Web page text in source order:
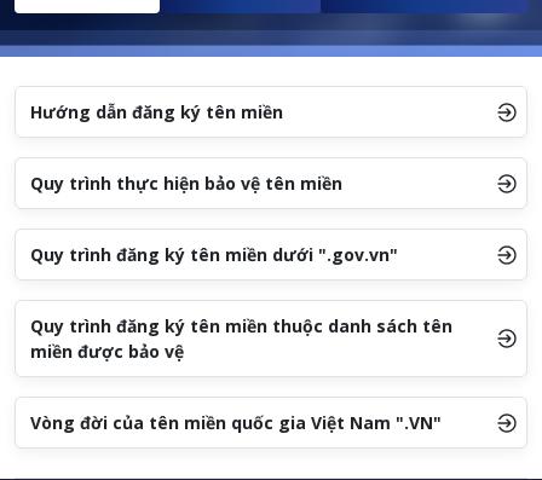
Hướng dẫn đăng ký tên miền
Quy trình thực hiện bảo vệ tên miền
Quy trình đăng ký tên miền dưới ".gov.vn"
Quy trình đăng ký tên miền thuộc danh sách tên
miền được bảo vệ
Vòng đời của tên miền quốc gia Việt Nam ".VN"